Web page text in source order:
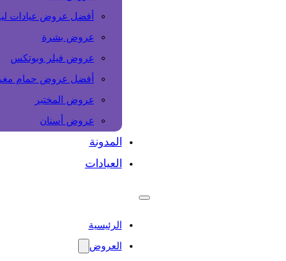
أفضل عروض عيادات ليزر
عروض بشرة
عروض فيلر وبوتكس
أفضل عروض حمام مغربي
عروض المختبر
عروض أسنان
المدونة
العيادات
الرئيسية
العروض